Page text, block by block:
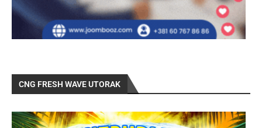
CNG FRESH WAVE UTORAK